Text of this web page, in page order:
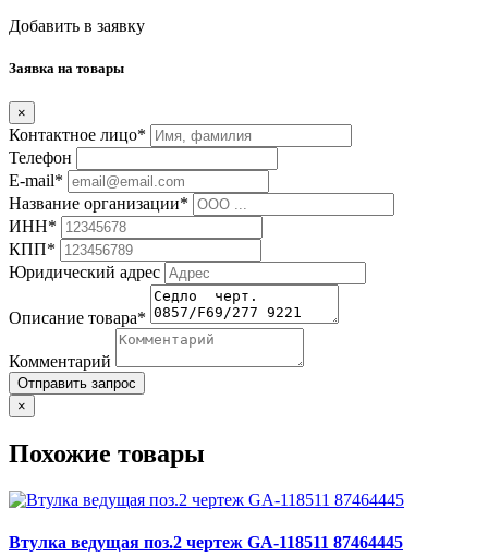
Добавить в заявку
Заявка на товары
×
Контактное лицо*
Телефон
E-mail*
Название организации*
ИНН*
КПП*
Юридический адрес
Описание товара*
Комментарий
Отправить запрос
×
Похожие товары
Втулка ведущая поз.2 чертеж GA-118511 87464445